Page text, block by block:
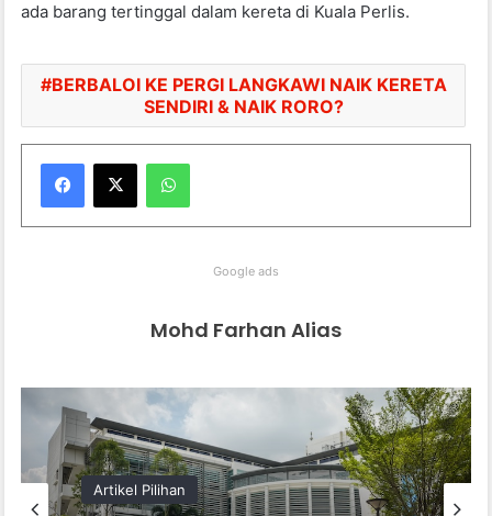
ada barang tertinggal dalam kereta di Kuala Perlis.
BERBALOI KE PERGI LANGKAWI NAIK KERETA
SENDIRI & NAIK RORO?
WhatsApp
Google ads
Mohd Farhan Alias
Artikel Pilihan